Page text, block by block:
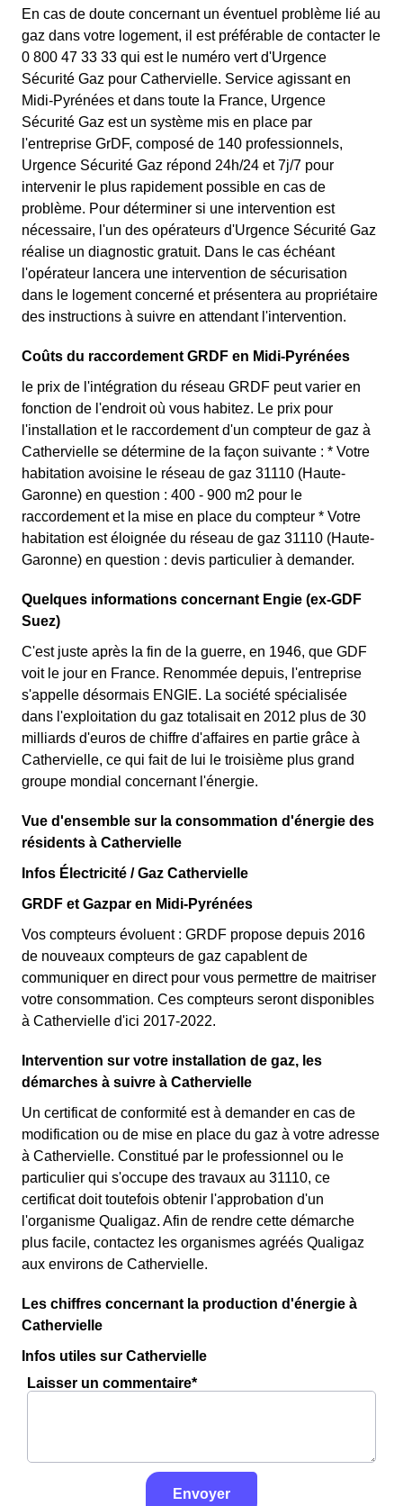
En cas de doute concernant un éventuel problème lié au
gaz dans votre logement, il est préférable de contacter le
0 800 47 33 33 qui est le numéro vert d'Urgence
Sécurité Gaz pour Cathervielle. Service agissant en
Midi-Pyrénées et dans toute la France, Urgence
Sécurité Gaz est un système mis en place par
l'entreprise GrDF, composé de 140 professionnels,
Urgence Sécurité Gaz répond 24h/24 et 7j/7 pour
intervenir le plus rapidement possible en cas de
problème. Pour déterminer si une intervention est
nécessaire, l'un des opérateurs d'Urgence Sécurité Gaz
réalise un diagnostic gratuit. Dans le cas échéant
l'opérateur lancera une intervention de sécurisation
dans le logement concerné et présentera au propriétaire
des instructions à suivre en attendant l'intervention.
Coûts du raccordement GRDF en Midi-Pyrénées
le prix de l'intégration du réseau GRDF peut varier en
fonction de l'endroit où vous habitez. Le prix pour
l'installation et le raccordement d'un compteur de gaz à
Cathervielle se détermine de la façon suivante : * Votre
habitation avoisine le réseau de gaz 31110 (Haute-
Garonne) en question : 400 - 900 m2 pour le
raccordement et la mise en place du compteur * Votre
habitation est éloignée du réseau de gaz 31110 (Haute-
Garonne) en question : devis particulier à demander.
Quelques informations concernant Engie (ex-GDF
Suez)
C'est juste après la fin de la guerre, en 1946, que GDF
voit le jour en France. Renommée depuis, l'entreprise
s'appelle désormais ENGIE. La société spécialisée
dans l'exploitation du gaz totalisait en 2012 plus de 30
milliards d'euros de chiffre d'affaires en partie grâce à
Cathervielle, ce qui fait de lui le troisième plus grand
groupe mondial concernant l'énergie.
Vue d'ensemble sur la consommation d'énergie des
résidents à Cathervielle
Infos Électricité / Gaz Cathervielle
GRDF et Gazpar en Midi-Pyrénées
Vos compteurs évoluent : GRDF propose depuis 2016
de nouveaux compteurs de gaz capablent de
communiquer en direct pour vous permettre de maitriser
votre consommation. Ces compteurs seront disponibles
à Cathervielle d'ici 2017-2022.
Intervention sur votre installation de gaz, les
démarches à suivre à Cathervielle
Un certificat de conformité est à demander en cas de
modification ou de mise en place du gaz à votre adresse
à Cathervielle. Constitué par le professionnel ou le
particulier qui s'occupe des travaux au 31110, ce
certificat doit toutefois obtenir l'approbation d'un
l'organisme Qualigaz. Afin de rendre cette démarche
plus facile, contactez les organismes agréés Qualigaz
aux environs de Cathervielle.
Les chiffres concernant la production d'énergie à
Cathervielle
Infos utiles sur Cathervielle
Laisser un commentaire*
Envoyer